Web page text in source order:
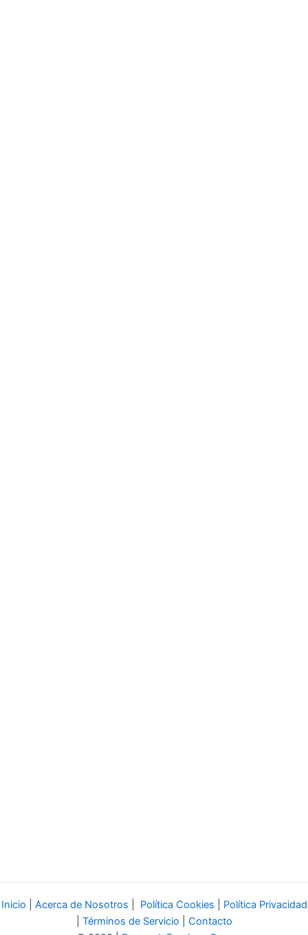
Inicio Acerca de Nosotros Política Cookies
Política Privacidad
Términos de Servicio
Contacto